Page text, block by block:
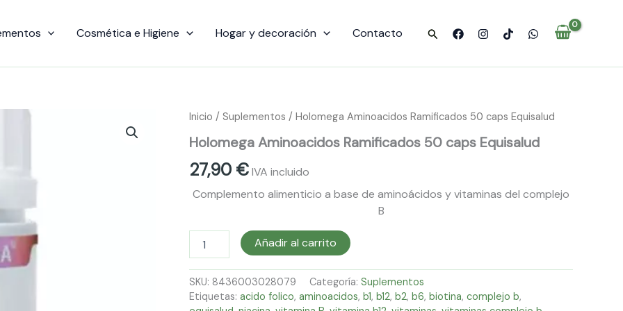
Cosmética e Higiene Hogar y decoración Contacto Buscar
Inicio / Suplementos / Holomega Aminoacidos Ramificados 50 caps Equisalud
Holomega Aminoacidos Ramificados 50 caps Equisalud
27,90 €IVA incluido
Complemento alimenticio a base de aminoácidos y vitaminas del complejo
B
Holomega
Ramificados
caps
cantidad
Añadir al carrito
SKU: 8436003028079 Categoría: Suplementos
Etiquetas: acido folico, aminoacidos, b1, b12, b2, b6, biotina, complejo b,
Equisalud
cantidad